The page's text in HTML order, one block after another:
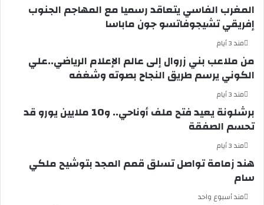
المغرب الفاسي يتعاقد رسميا مع المهاجم الجنوب
إفريقي تشيجوفاتسو جون ماباسا
مند 3 أيام
من ملاعب بني زروال إلى عالم الإعلام الرياضي..علي
الكوني يرسم طريق النجاح بصوته وشغفه
مند 3 أيام
برشلونة يعيد فتح ملف أوناحي.. و10 ملايين يورو قد
تحسم الصفقة
مند 3 أيام
هند زمامة تواصل تسلق قمم المجد بتوشيح ملكي
سام
مند أسبوع واحد